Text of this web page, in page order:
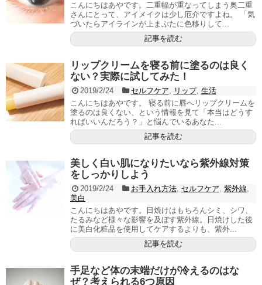
こんにちはあやです。二重幅が重なってしまう奥二重
さんにとって、アイメイクは少し厄介ですよね。 「気
づいたらアイラインが上まぶたに色移りして...
記事を読む
リップクリームを寝る前に塗るのは良く
ない？実際に試してみた！
2019/2/24 セルフケア, リップ, 生活
こんにちはあやです。 寝る前に唇へリップクリームを
塗るのは良くない、という情報を見て「本当はどうす
ればいいんだろう？」と悩んでいるあなた...
記事を読む
美しく白い肌になりたいなら紫外線対策
をしっかりしよう
2019/2/24 お手入れ方法, セルフケア, 紫外線,
美白
こんにちはあやです。日焼けはもちろんシミ、シワ、
たるみなど様々な影響を及ぼす紫外線。日焼けした後
に美白化粧品を使用してケアするよりも、紫外...
記事を読む
手足など体の末端だけが冷えるのはな
ぜ？考えられる6つ原因